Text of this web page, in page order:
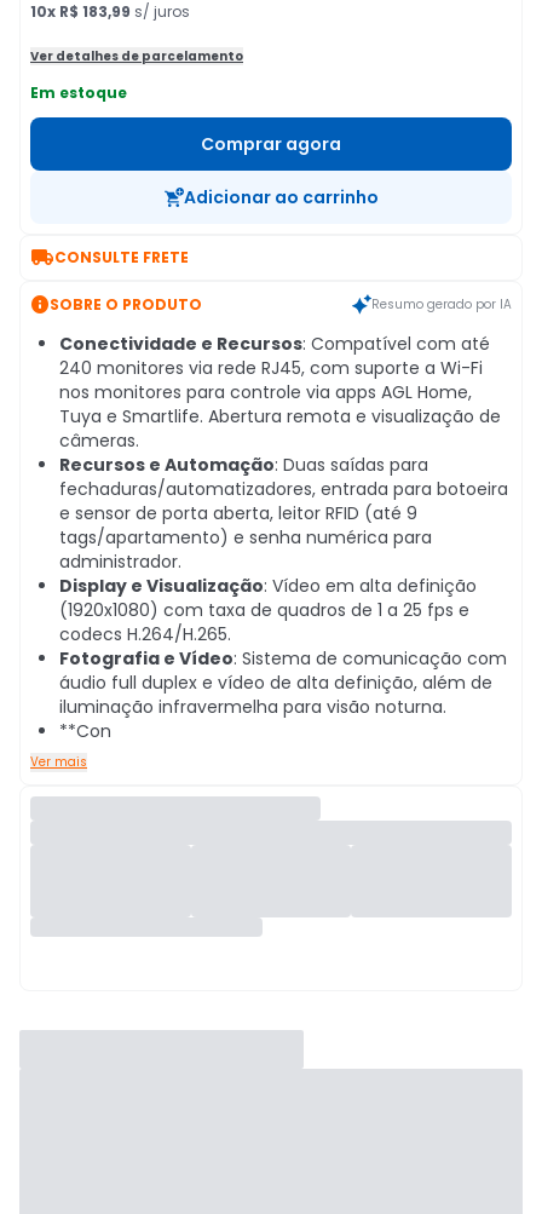
10x R$ 183,99 s/ juros
Ver detalhes de parcelamento
Em estoque
Comprar agora
Adicionar ao carrinho
CONSULTE FRETE
SOBRE O PRODUTO Resumo gerado por IA
Conectividade e Recursos: Compatível com até
240 monitores via rede RJ45, com suporte a Wi-Fi
nos monitores para controle via apps AGL Home,
Tuya e Smartlife. Abertura remota e visualização de
câmeras.
Recursos e Automação: Duas saídas para
fechaduras/automatizadores, entrada para botoeira
e sensor de porta aberta, leitor RFID (até 9
tags/apartamento) e senha numérica para
administrador.
Display e Visualização: Vídeo em alta definição
(1920x1080) com taxa de quadros de 1 a 25 fps e
codecs H.264/H.265.
Fotografia e Vídeo: Sistema de comunicação com
áudio full duplex e vídeo de alta definição, além de
iluminação infravermelha para visão noturna.
**Con
Ver mais